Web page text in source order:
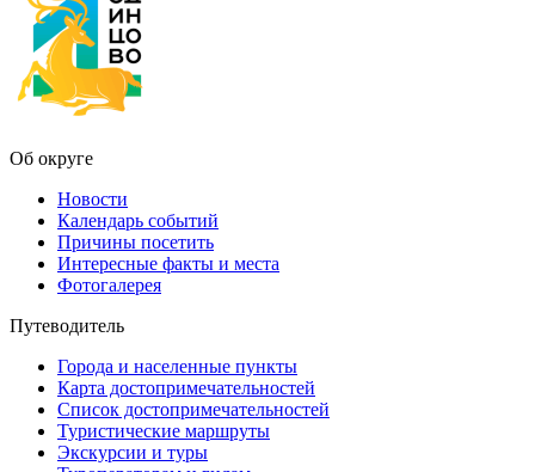
Об округе
Новости
Календарь событий
Причины посетить
Интересные факты и места
Фотогалерея
Путеводитель
Города и населенные пункты
Карта достопримечательностей
Список достопримечательностей
Туристические маршруты
Экскурсии и туры